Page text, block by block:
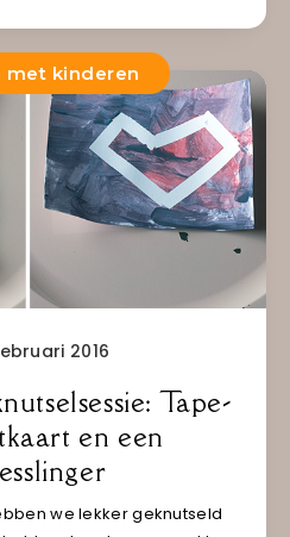
met kinderen
2016
Tape-
en een
we lekker geknutseld